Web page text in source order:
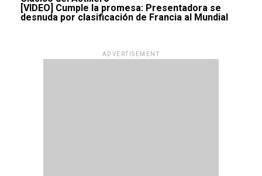
[VIDEO] Cumple la promesa: Presentadora se
desnuda por clasificación de Francia al Mundial
ADVERTISEMENT